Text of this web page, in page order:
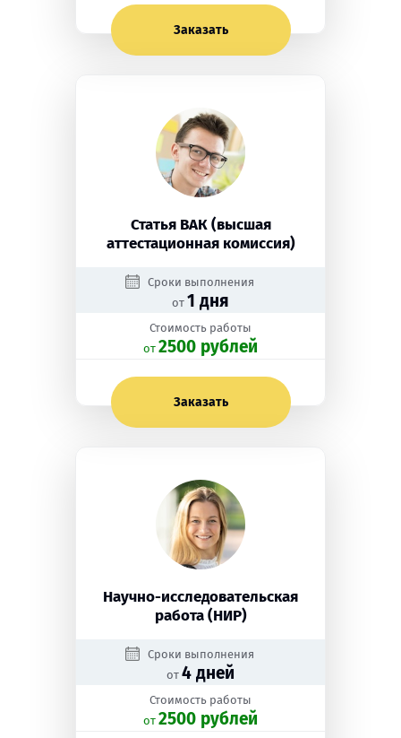
Заказать
Статья ВАК (высшая
аттестационная комиссия)
Сроки выполнения
от 1 дня
Стоимость работы
oт 2500 рублей
Заказать
Научно-исследовательская
работа (НИР)
Сроки выполнения
от 4 дней
Стоимость работы
oт 2500 рублей